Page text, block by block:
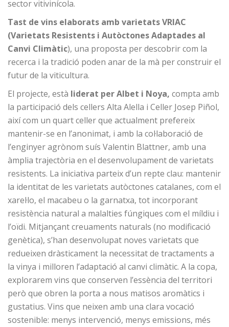
sector vitivinícola.
Tast de vins elaborats amb varietats VRIAC
(Varietats Resistents i Autòctones Adaptades al
Canvi Climàtic), una proposta per descobrir com la
recerca i la tradició poden anar de la mà per construir el
futur de la viticultura.
El projecte, està liderat per Albet i Noya, compta amb
la participació dels cellers Alta Alella i Celler Josep Piñol,
així com un quart celler que actualment prefereix
mantenir-se en l’anonimat, i amb la col·laboració de
l’enginyer agrònom suís Valentin Blattner, amb una
àmplia trajectòria en el desenvolupament de varietats
resistents. La iniciativa parteix d’un repte clau: mantenir
la identitat de les varietats autòctones catalanes, com el
xarel·lo, el macabeu o la garnatxa, tot incorporant
resistència natural a malalties fúngiques com el míldiu i
l’oïdi. Mitjançant creuaments naturals (no modificació
genètica), s’han desenvolupat noves varietats que
redueixen dràsticament la necessitat de tractaments a
la vinya i milloren l’adaptació al canvi climàtic. A la copa,
explorarem vins que conserven l’essència del territori
però que obren la porta a nous matisos aromàtics i
gustatius. Vins que neixen amb una clara vocació
sostenible: menys intervenció, menys emissions, més